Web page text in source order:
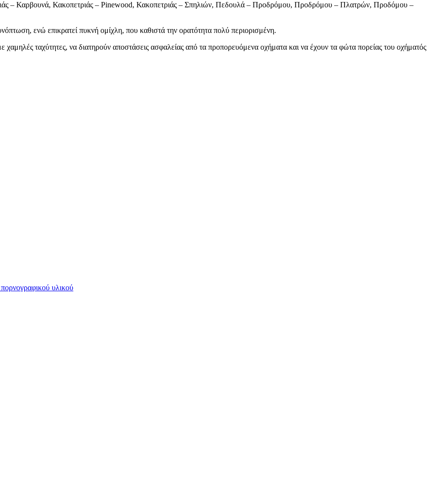
– Καρβουνά, Κακοπετριάς – Pinewood, Κακοπετριάς – Σπηλιών, Πεδουλά – Προδρόμου, Προδρόμου – Πλατρών, Προδόμου –
ενώ επικρατεί πυκνή ομίχλη, που καθιστά την ορατότητα πολύ περιορισμένη.
χαμηλές ταχύτητες, να διατηρούν αποστάσεις ασφαλείας από τα προπορευόμενα οχήματα και να έχουν τα φώτα πορείας του οχήματός
υλικού